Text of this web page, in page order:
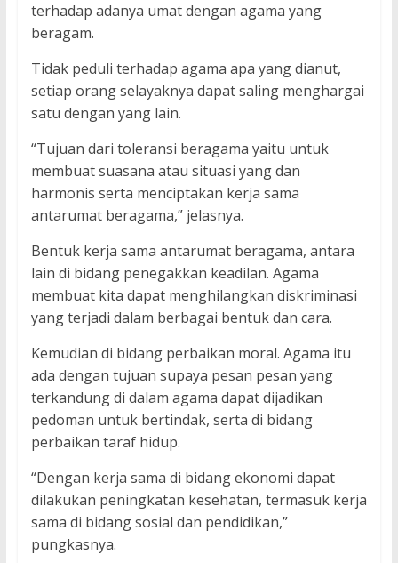
terhadap adanya umat dengan agama yang
beragam.
Tidak peduli terhadap agama apa yang dianut,
setiap orang selayaknya dapat saling menghargai
satu dengan yang lain.
“Tujuan dari toleransi beragama yaitu untuk
membuat suasana atau situasi yang dan
harmonis serta menciptakan kerja sama
antarumat beragama,” jelasnya.
Bentuk kerja sama antarumat beragama, antara
lain di bidang penegakkan keadilan. Agama
membuat kita dapat menghilangkan diskriminasi
yang terjadi dalam berbagai bentuk dan cara.
Kemudian di bidang perbaikan moral. Agama itu
ada dengan tujuan supaya pesan pesan yang
terkandung di dalam agama dapat dijadikan
pedoman untuk bertindak, serta di bidang
perbaikan taraf hidup.
“Dengan kerja sama di bidang ekonomi dapat
dilakukan peningkatan kesehatan, termasuk kerja
sama di bidang sosial dan pendidikan,”
pungkasnya.